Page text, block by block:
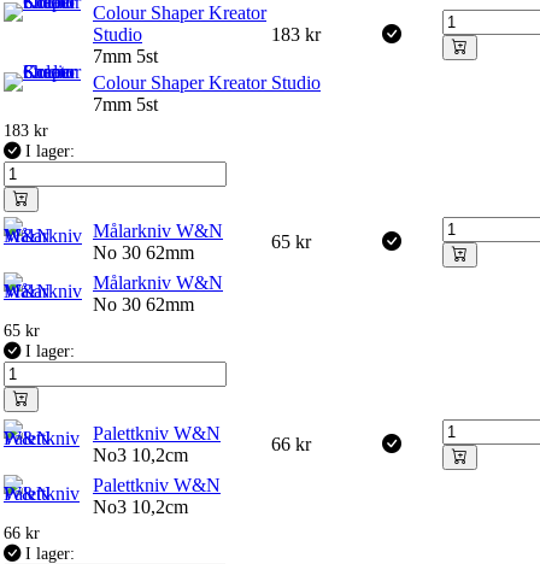
Colour Shaper Kreator
Studio
7mm 5st
183 kr
Colour Shaper Kreator Studio
7mm 5st
183 kr
I lager:
Målarkniv W&N
No 30 62mm
65 kr
Målarkniv W&N
No 30 62mm
65 kr
I lager:
Palettkniv W&N
No3 10,2cm
66 kr
Palettkniv W&N
No3 10,2cm
66 kr
I lager: